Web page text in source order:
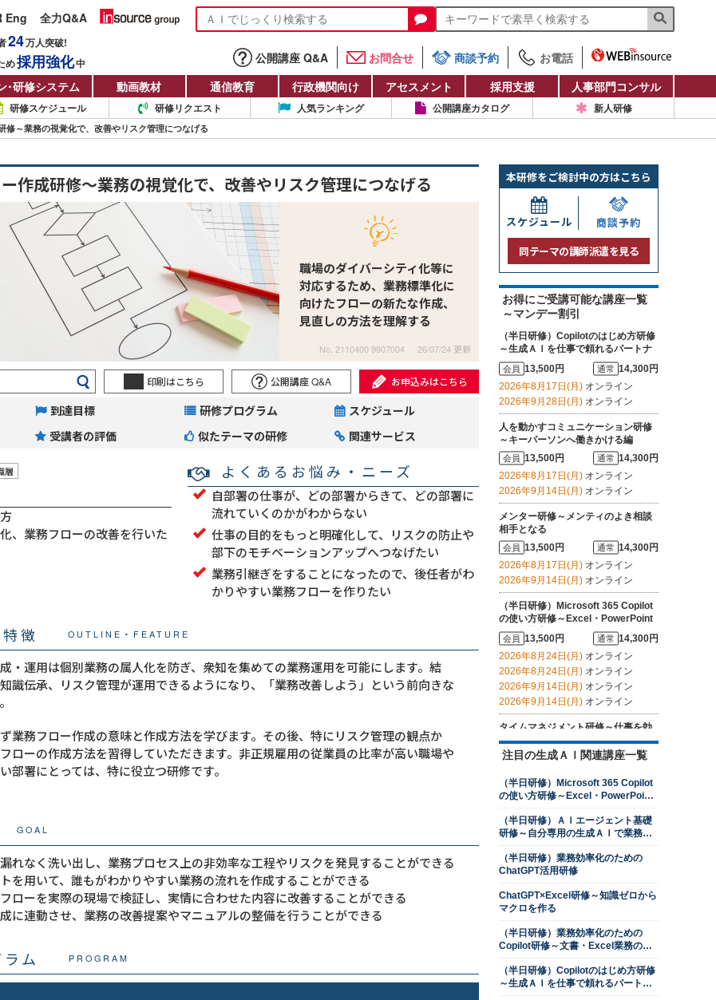
Eng 全力Q&A
24万人突破!
め採用強化中 公開講座 Q&A お問合せ 商談予約
お電話
・研修システム 動画教材 通信教育 行政機関向け アセスメント 採用支援 人事部門コンサル
研修スケジュール 研修リクエスト 人気ランキング 公開講座カタログ 新人研修
修～業務の視覚化で、改善やリスク管理につなげる
作成研修～業務の視覚化で、改善やリスク管理につなげる
職場のダイバーシティ化等に
対応するため、業務標準化に
向けたフローの新たな作成、
見直しの方法を理解する
No. 2110400 9907004 26/07/24 更新
印刷はこちら 公開講座 Q&A お申込みはこちら
到達目標 研修プログラム
スケジュール
受講者の評価 似たテーマの研修 関連サービス
層
、業務フローの改善を行いた
よくあるお悩み・ニーズ
自部署の仕事が、どの部署からきて、どの部署に
流れていくのかがわからない
仕事の目的をもっと明確化して、リスクの防止や
部下のモチベーションアップへつなげたい
業務引継ぎをすることになったので、後任者がわ
かりやすい業務フローを作りたい
徴 OUTLINE・FEATURE
・運用は個別業務の属人化を防ぎ、衆知を集めての業務運用を可能にします。結
識伝承、リスク管理が運用できるようになり、「業務改善しよう」という前向きな
業務フロー作成の意味と作成方法を学びます。その後、特にリスク管理の観点か
ローの作成方法を習得していただきます。非正規雇用の従業員の比率が高い職場や
部署にとっては、特に役立つ研修です。
GOAL
れなく洗い出し、業務プロセス上の非効率な工程やリスクを発見することができる
を用いて、誰もがわかりやすい業務の流れを作成することができる
ローを実際の現場で検証し、実情に合わせた内容に改善することができる
に連動させ、業務の改善提案やマニュアルの整備を行うことができる
ム PROGRAM
本研修をご検討中の方はこちら
スケジュール
商談予約
同テーマの講師派遣を見る
お得にご受講可能な講座一覧
～マンデー割引
（半日研修）Copilotのはじめ方研修
～生成ＡＩを仕事で頼れるパートナ
ーにする
会員 13,500円 通常 14,300円
2026年8月17日(月) オンライン
2026年9月28日(月) オンライン
人を動かすコミュニケーション研修
～キーパーソンへ働きかける編
会員 13,500円 通常 14,300円
2026年8月17日(月) オンライン
2026年9月14日(月) オンライン
メンター研修～メンティのよき相談
相手となる
会員 13,500円 通常 14,300円
2026年8月17日(月) オンライン
2026年9月14日(月) オンライン
（半日研修）Microsoft 365 Copilot
の使い方研修～Excel・PowerPoint
操作を効率化する
会員 13,500円 通常 14,300円
2026年8月24日(月) オンライン
2026年8月24日(月) オンライン
2026年9月14日(月) オンライン
2026年9月14日(月) オンライン
タイムマネジメント研修～仕事を効
率的に進めるための時間管理を学ぶ
会員 13,500円 通常 14,300円
2026年8月24日(月)
ロジカルシンキング研修
会員 13,500円 通常
14,300円
2026年8月24日(月)オンライン
2026年9月28日(月)オンライン
交渉力向上研修～ネゴシエーション
スキルを上達させる
会員 13,500円
2026年8月24日(月)オンライン
2026年9月28日(月) オンライン
判断力強化研修～８つの観点で意思
決定ができる管理職になる
注目の生成ＡＩ関連講座一覧
（半日研修）Microsoft 365 Copilot
の使い方研修～Excel・PowerPoint
（半日研修）ＡＩエージェント基礎
研修～自分専用の生成ＡＩで業務を
（半日研修）業務効率化のための
ChatGPT活用研修
ChatGPT×Excel研修～知識ゼロから
マクロを作る
（半日研修）業務効率化のための
Copilot研修～文書・Excel業務のコ
（半日研修）Copilotのはじめ方研修
～生成ＡＩを仕事で頼れるパートナ